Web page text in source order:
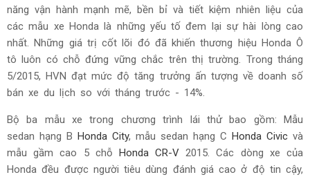
năng vận hành mạnh mẽ, bền bỉ và tiết kiệm nhiên liệu của
các mẫu xe Honda là những yếu tố đem lại sự hài lòng cao
nhất. Những giá trị cốt lõi đó đã khiến thương hiệu Honda Ô
tô luôn có chỗ đứng vững chắc trên thị trường. Trong tháng
5/2015, HVN đạt mức độ tăng trưởng ấn tượng về doanh số
bán xe du lịch so với tháng trước - 14%.
Bộ ba mẫu xe trong chương trình lái thử bao gồm: Mẫu
sedan hạng B Honda City, mẫu sedan hạng C Honda Civic và
mẫu gầm cao 5 chỗ Honda CR-V 2015. Các dòng xe của
Honda đều được người tiêu dùng đánh giá cao ở độ tin cậy,